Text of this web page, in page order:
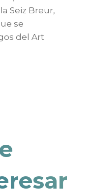
Seiz Breur,
se
del Art